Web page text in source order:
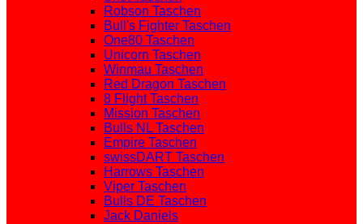
Robson Taschen
Bull's Fighter Taschen
One80 Taschen
Unicorn Taschen
Winmau Taschen
Red Dragon Taschen
8 Flight Taschen
Mission Taschen
Bulls NL Taschen
Empire Taschen
swissDART Taschen
Harrows Taschen
Viper Taschen
Bulls DE Taschen
Jack Daniels